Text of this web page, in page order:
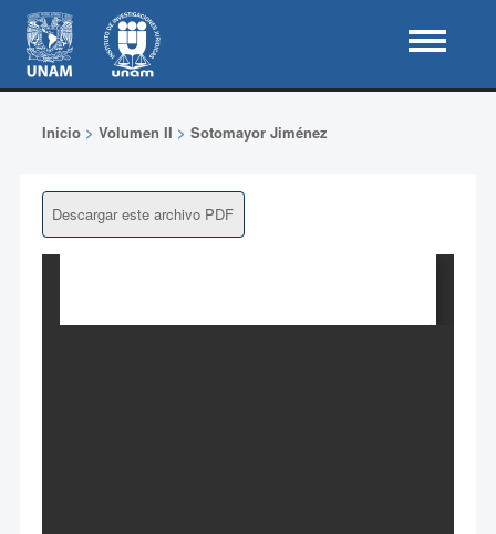
Inicio> Volumen II > Sotomayor Jiménez
Descargar este archivo PDF